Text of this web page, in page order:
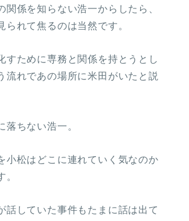
関係を知らない浩一からしたら、
られて焦るのは当然です。
すために専務と関係を持とうとし
流れであの場所に米田がいたと説
落ちない浩一。
小松はどこに連れていく気なのか
。
話していた事件もたまに話は出て